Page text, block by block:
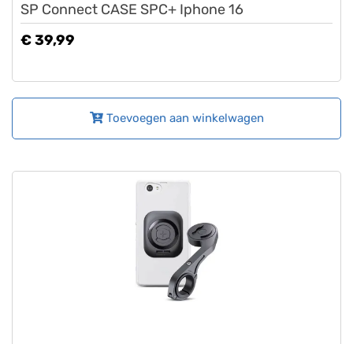
SP Connect CASE SPC+ Iphone 16
€ 39,99
Toevoegen aan winkelwagen